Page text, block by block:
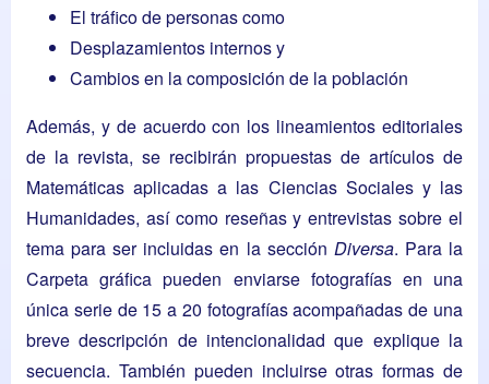
El tráfico de personas como
Desplazamientos internos y
Cambios en la composición de la población
Además, y de acuerdo con los lineamientos editoriales
de la revista, se recibirán propuestas de artículos de
Matemáticas aplicadas a las Ciencias Sociales y las
Humanidades, así como reseñas y entrevistas sobre el
tema para ser incluidas en la sección Diversa. Para la
Carpeta gráfica pueden enviarse fotografías en una
única serie de 15 a 20 fotografías acompañadas de una
breve descripción de intencionalidad que explique la
secuencia. También pueden incluirse otras formas de